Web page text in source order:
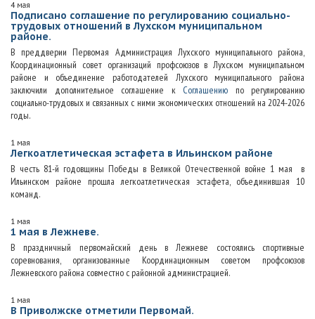
4 мая
Подписано соглашение по регулированию социально-
трудовых отношений в Лухском муниципальном
районе.
В преддверии Первомая Администрация Лухского муниципального района,
Координационный совет организаций профсоюзов в Лухском муниципальном
районе и объединение работодателей Лухского муниципального района
заключили дополнительное соглашение к Соглашению по регулированию
социально-трудовых и связанных с ними экономических отношений на 2024-2026
годы.
1 мая
Легкоатлетическая эстафета в Ильинском районе
В честь 81-й годовщины Победы в Великой Отечественной войне 1 мая в
Ильинском районе прошла легкоатлетическая эстафета, объединившая 10
команд.
1 мая
1 мая в Лежневе.
В праздничный первомайский день в Лежневе состоялись спортивные
соревнования, организованные Координационным советом профсоюзов
Лежневского района совместно с районной администрацией.
1 мая
В Приволжске отметили Первомай.